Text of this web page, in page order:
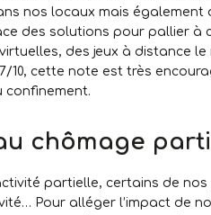
nos locaux mais également
des solutions pour pallier à
des jeux à distance le
10, cette note est très
confinement.
chômage
partielle, certains de nos
Pour alléger l’impact de